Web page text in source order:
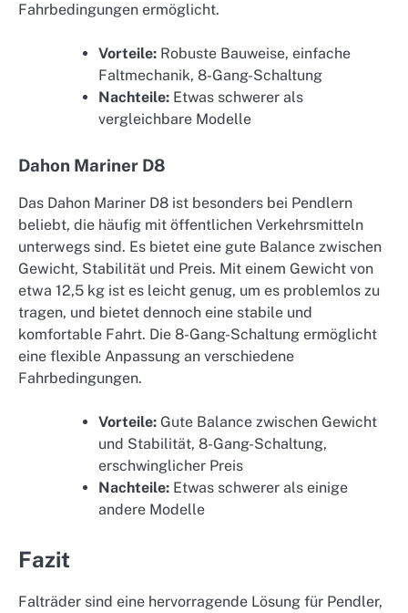
Fahrbedingungen ermöglicht.
Vorteile: Robuste Bauweise, einfache
Faltmechanik, 8-Gang-Schaltung
Nachteile: Etwas schwerer als
vergleichbare Modelle
Dahon Mariner D8
Das Dahon Mariner D8 ist besonders bei Pendlern
beliebt, die häufig mit öffentlichen Verkehrsmitteln
unterwegs sind. Es bietet eine gute Balance zwischen
Gewicht, Stabilität und Preis. Mit einem Gewicht von
etwa 12,5 kg ist es leicht genug, um es problemlos zu
tragen, und bietet dennoch eine stabile und
komfortable Fahrt. Die 8-Gang-Schaltung ermöglicht
eine flexible Anpassung an verschiedene
Fahrbedingungen.
Vorteile: Gute Balance zwischen Gewicht
und Stabilität, 8-Gang-Schaltung,
erschwinglicher Preis
Nachteile: Etwas schwerer als einige
andere Modelle
Fazit
Falträder sind eine hervorragende Lösung für Pendler,